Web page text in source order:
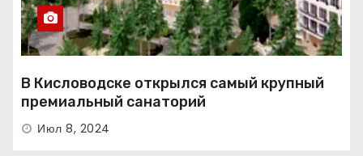
В Кисловодске открылся самый крупный
премиальный санаторий
Июл 8, 2024